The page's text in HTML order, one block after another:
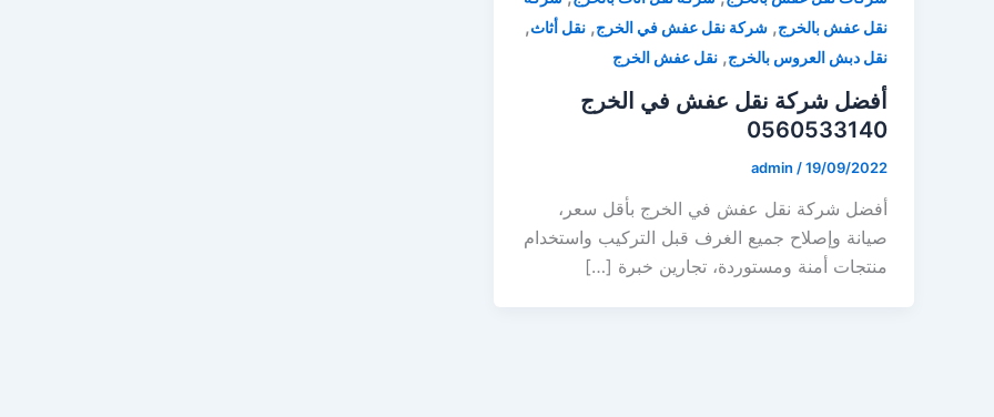
نقل عفش بالخرج, شركة نقل عفش في الخرج, نقل أثاث,
نقل دبش العروس بالخرج, نقل عفش الخرج
أفضل شركة نقل عفش في الخرج
0560533140
admin /19/09/2022
أفضل شركة نقل عفش في الخرج بأقل سعر،
صيانة وإصلاح جميع الغرف قبل التركيب واستخدام
منتجات أمنة ومستوردة، تجارين خبرة […]